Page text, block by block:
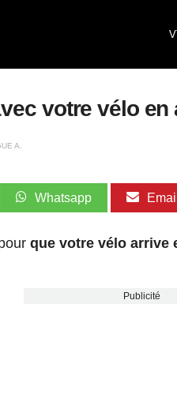
votre vélo en
A.
Whatsapp Email
que votre vélo arrive
Publicité